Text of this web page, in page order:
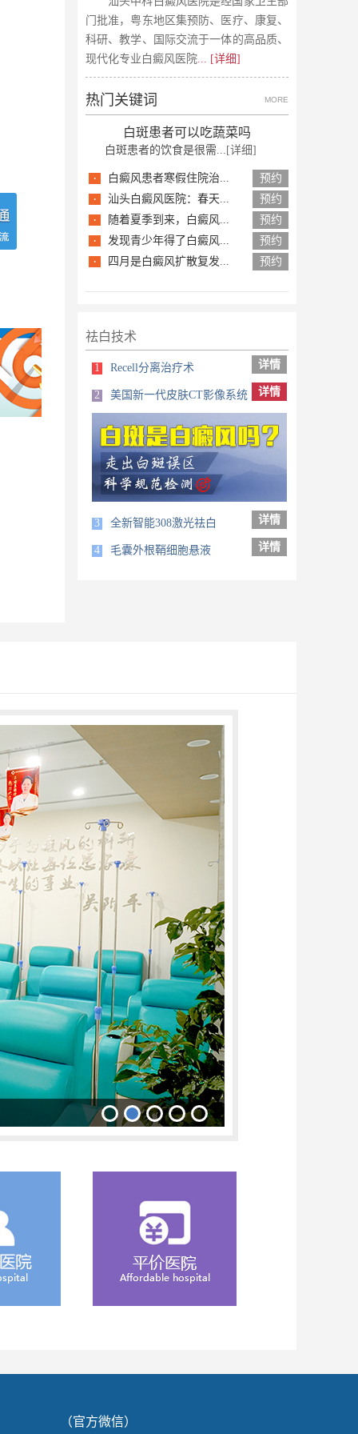
门批准，粤东地区集预防、医疗、康复、
科研、教学、国际交流于一体的高品质、
现代化专业白癜风医院... [详细]
热门关键词 MORE
白斑患者可以吃蔬菜吗
白斑患者的饮食是很需... [详细]
· 白癜风患者寒假住院治... 预约
· 汕头白癜风医院：春天... 预约
· 随着夏季到来，白癜风... 预约
· 发现青少年得了白癜风... 预约
· 四月是白癜风扩散复发... 预约
祛白技术
1 Recell分离治疗术 详情
2 美国新一代皮肤CT影像系统 详情
全新智能308激光祛白
4 毛囊外根鞘细胞悬液 详情
（官方微信）